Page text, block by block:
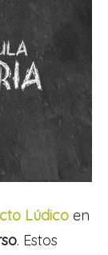
Lúdico en
. Estos